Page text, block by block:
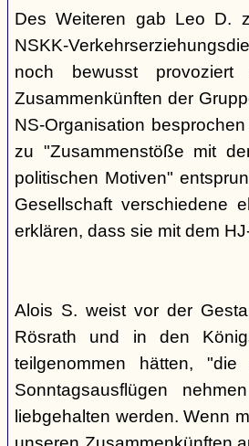
Des Weiteren gab Leo D.
NSKK-
noch bewusst
Zusammenkünften der
NS-Organisation
zu "Zusammenstöße mit
politischen Motiven"
Gesellschaft verschiedene
erklären, dass sie mit dem
Alois S. weist vor der
Rösrath und in den
teilgenommen hätten,
Sonntagsausflügen
liebgehalten werden. Wenn